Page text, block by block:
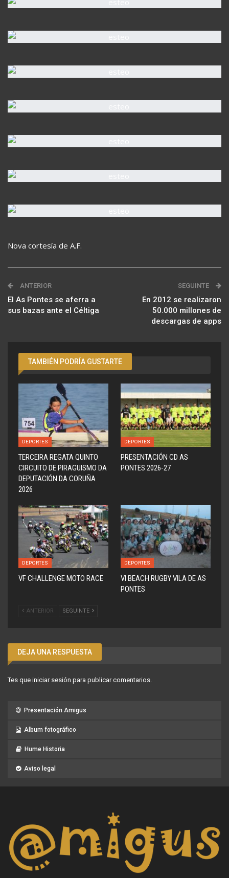
Nova cortesía de A.F.
ANTERIOR
El As Pontes se aferra a
sus bazas ante el Céltiga
SEGUINTE
En 2012 se realizaron
50.000 millones de
descargas de apps
TAMBIÉN PODRÍA GUSTARTE
DEPORTES
TERCEIRA REGATA QUINTO
CIRCUITO DE PIRAGUISMO DA
DEPUTACIÓN DA CORUÑA
2026
DEPORTES
PRESENTACIÓN CD AS
PONTES 2026-27
DEPORTES
VF CHALLENGE MOTO RACE
DEPORTES
VI BEACH RUGBY VILA DE AS
PONTES
ANTERIOR SEGUINTE
DEJA UNA RESPUESTA
Tes que iniciar sesión para publicar comentarios.
Presentación Amigus
Album fotográfico
Hume Historia
Aviso legal